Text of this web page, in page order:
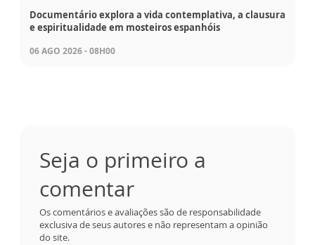
Documentário explora a vida contemplativa, a clausura
e espiritualidade em mosteiros espanhóis
06 AGO 2026 - 08H00
Seja o primeiro a
comentar
Os comentários e avaliações são de responsabilidade
exclusiva de seus autores e não representam a opinião
do site.